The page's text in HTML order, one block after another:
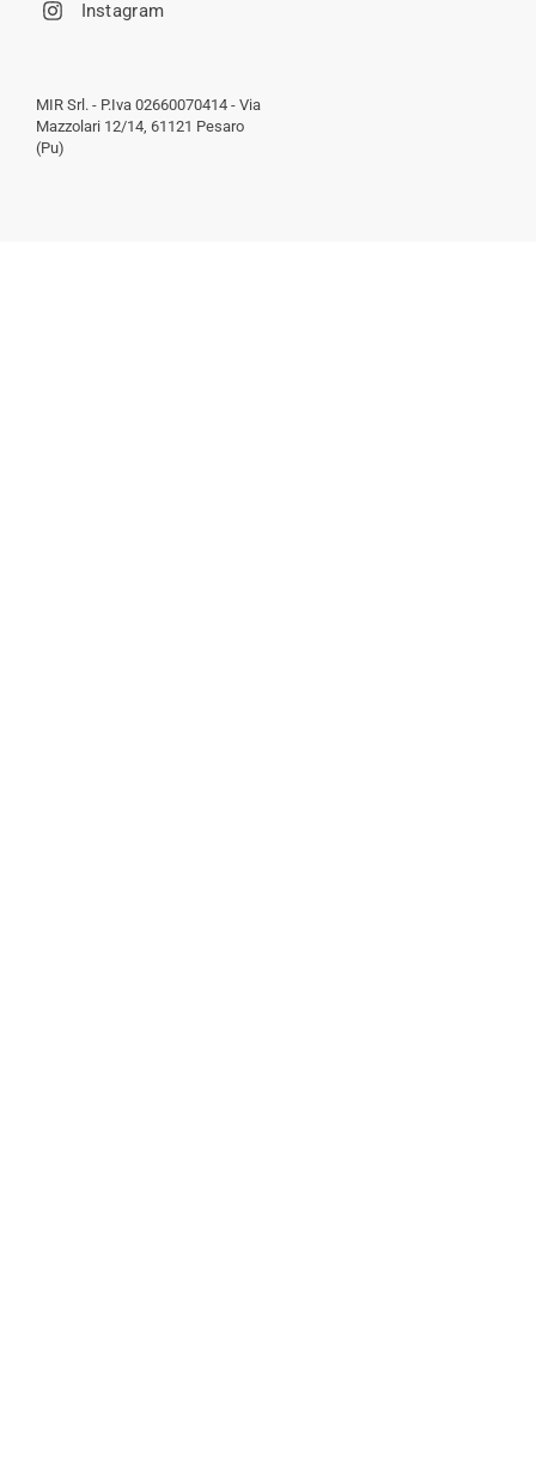
Instagram
MIR Srl. - P.Iva 02660070414 - Via
Mazzolari 12/14, 61121 Pesaro
(Pu)